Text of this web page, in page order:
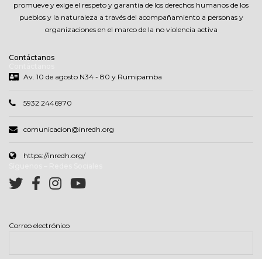
promueve y exige el respeto y garantia de los derechos humanos de los
pueblos y la naturaleza a través del acompañamiento a personas y
organizaciones en el marco de la no violencia activa
Contáctanos
Av. 10 de agosto N34 - 80 y Rumipamba
5932 2446970
comunicacion@inredh.org
https://inredh.org/
Correo electrónico